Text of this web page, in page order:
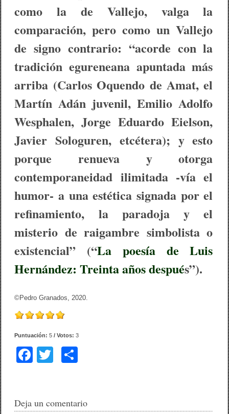
como la de Vallejo, valga la
comparación, pero como un Vallejo
de signo contrario: “acorde con la
tradición egureneana apuntada más
arriba (Carlos Oquendo de Amat, el
Martín Adán juvenil, Emilio Adolfo
Wesphalen, Jorge Eduardo Eielson,
Javier Sologuren, etcétera); y esto
porque renueva y otorga
contemporaneidad ilimitada -vía el
humor- a una estética signada por el
refinamiento, la paradoja y el
misterio de raigambre simbolista o
existencial” (“La poesía de Luis
Hernández: Treinta años después”).
©Pedro Granados, 2020.
Puntuación:5 / Votos:3
F
e
er p
Deja un comentario